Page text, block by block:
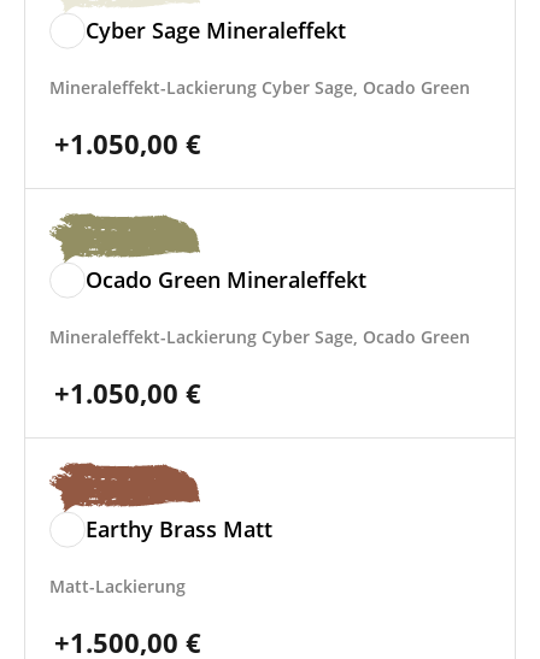
Cyber Sage Mineraleffekt
Mineraleffekt-Lackierung Cyber Sage, Ocado Green
+1.050,00 €
Ocado Green Mineraleffekt
Mineraleffekt-Lackierung Cyber Sage, Ocado Green
+1.050,00 €
Earthy Brass Matt
Matt-Lackierung
+1.500,00 €